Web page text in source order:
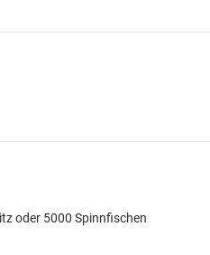
oder 5000 Spinnfischen